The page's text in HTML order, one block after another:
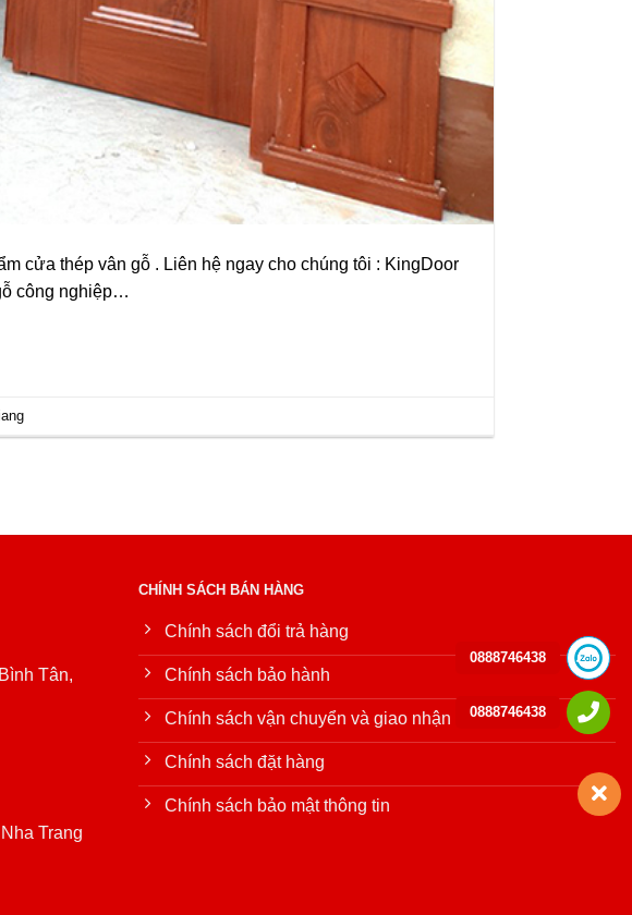
cửa thép vân gỗ . Liên hệ ngay cho chúng tôi : KingDoor
công nghiệp…
Tân,
Trang
CHÍNH SÁCH BÁN HÀNG
Chính sách đổi trả hàng
Chính sách bảo hành
Chính sách vận chuyển và giao nhận
Chính sách đặt hàng
Chính sách bảo mật thông tin
0888746438
0888746438